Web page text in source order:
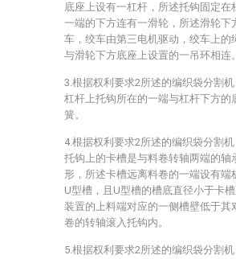
底座上设有一杠杆，所述托钩固定在
一端的下方连有一滑轮，所述滑轮下
车，绞车由第三电机驱动，绞车上的
与滑轮下方底座上设置的一吊环相连。
3.根据权利要求2所述的编织袋分割
杠杆上托钩所在的一端与杠杆下方的
簧。
4.根据权利要求2所述的编织袋分割
托钩上的卡槽是与料卷转轴两端的轴
形，所述卡槽远离料卷的一端设有端
U型槽，且U型槽的槽底直径小于卡
装置的上料端对应的一侧槽壁低于其
卷的转轴滚入托钩内。
5.根据权利要求2所述的编织袋分割